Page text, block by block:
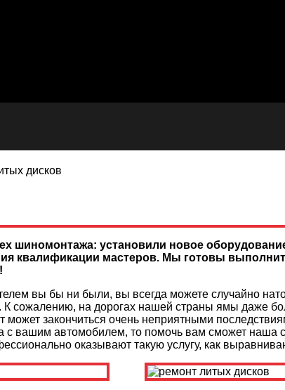
дисков
шиномонтажа: установили новое
квалификации мастеров. Мы готовы
вы бы ни были, вы всегда можете случайно
К сожалению, на дорогах нашей страны ямы даже
закончиться очень неприятными
с вашим автомобилем, то помочь вам сможет наша
оказывают такую услугу, как